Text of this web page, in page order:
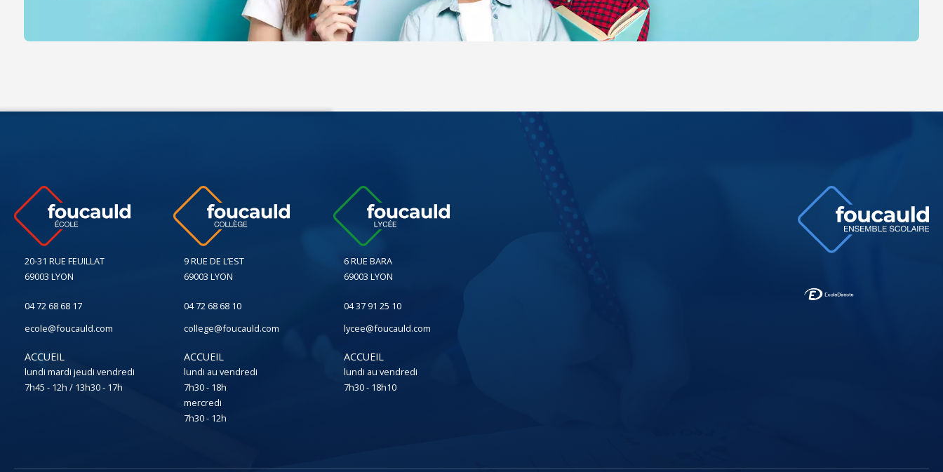
20-31 RUE FEUILLAT
69003 LYON
04 72 68 68 17
ecole@foucauld.com
ACCUEIL
lundi mardi jeudi vendredi
7h45 - 12h / 13h30 - 17h
9 RUE DE L’EST
69003 LYON
04 72 68 68 10
college@foucauld.com
ACCUEIL
lundi au vendredi
7h30 - 18h
mercredi
7h30 - 12h
6 RUE BARA
69003 LYON
04 37 91 25 10
lycee@foucauld.com
ACCUEIL
lundi au vendredi
7h30 - 18h10